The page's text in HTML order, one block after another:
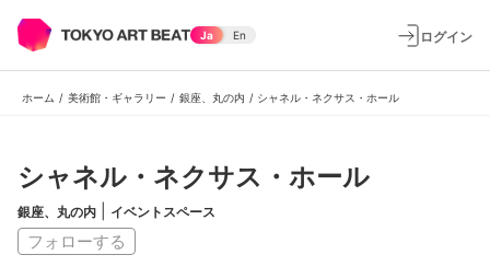
Ja En ログイン
ホーム / 美術館・ギャラリー / 銀座、丸の内 / シャネル・ネクサス・ホール
シャネル・ネクサス・ホール
銀座、丸の内 イベントスペース
フォローする